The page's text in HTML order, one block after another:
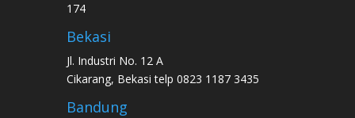
174
Bekasi
Jl. Industri No. 12 A
Cikarang, Bekasi telp 0823 1187 3435
Bandung